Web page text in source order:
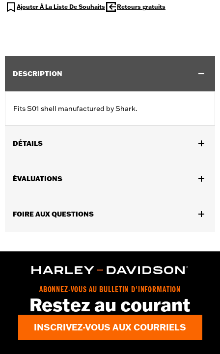
Ajouter À La Liste De Souhaits Retours gratuits
DESCRIPTION
Fits S01 shell manufactured by Shark.
DÉTAILS
ÉVALUATIONS
FOIRE AUX QUESTIONS
ABONNEZ-VOUS AU BULLETIN D'INFORMATION
Restez au courant
INSCRIVEZ-VOUS AUX COURRIELS